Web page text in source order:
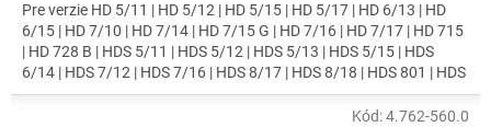
Pre verzie HD 5/11 | HD 5/12 | HD 5/15 | HD 5/17 | HD 6/13 | HD
6/15 | HD 7/10 | HD 7/14 | HD 7/15 G | HD 7/16 | HD 7/17 | HD 715
| HD 728 B | HDS 5/11 | HDS 5/12 | HDS 5/13 | HDS 5/15 | HDS
6/14 | HDS 7/12 | HDS 7/16 | HDS 8/17 | HDS 8/18 | HDS 801 | HDS
9/18 | HDS-E 8/16
Kód:4.762-560.0